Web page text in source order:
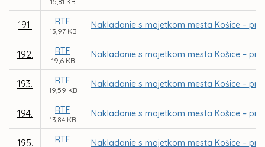
191. RTF
13,97 KB
Nakladanie s majetkom mesta Košice –
192. RTF
19,6 KB
Nakladanie s majetkom mesta Košice –
193. RTF
19,59 KB
Nakladanie s majetkom mesta Košice –
194. RTF
13,84 KB
Nakladanie s majetkom mesta Košice –
195. RTF Nakladanie s majetkom mesta Košice –